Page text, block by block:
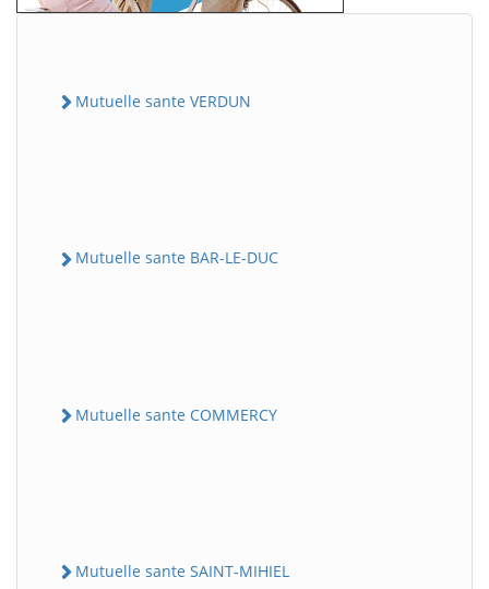
Mutuelle sante VERDUN
Mutuelle sante BAR-LE-DUC
Mutuelle sante COMMERCY
Mutuelle sante SAINT-MIHIEL